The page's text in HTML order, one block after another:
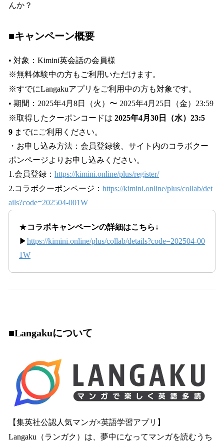
んか？
■キャンペーン概要
• 対象：Kimini英会話の会員様
※無料体験中の方もご利用いただけます。
※すでにLangakuアプリをご利用中の方も対象です。
• 期間：2025年4月8日（火）〜 2025年4月25日（金）23:59
※取得したクーポンコードは 2025年4月30日（水）23:5
9 までにご利用ください。
・お申し込み方法：会員登録後、サイト内のコラボクー
ポンページよりお申し込みください。
1.会員登録： https://kimini.online/plus/register/
2.コラボクーポンページ： https://kimini.online/plus/collab/det
ails?code=202504-001W
★コラボキャンペーンの詳細はこちら↓
▶https://kimini.online/plus/collab/details?code=202504-00
1W
■Langakuについて
【集英社公認人気マンガ×英語学習アプリ】
Langaku（ランガク）は、夢中になってマンガを読むうち